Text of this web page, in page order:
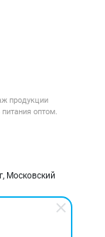
продукции
оптом.
Московский
данных